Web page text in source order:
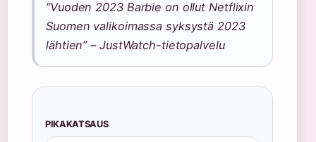
”Vuoden 2023 Barbie on ollut Netflixin
Suomen valikoimassa syksystä 2023
lähtien” – JustWatch-tietopalvelu
PIKAKATSAUS